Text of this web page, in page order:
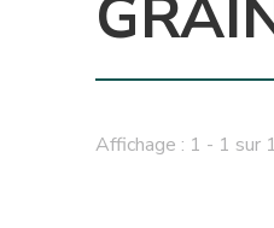
Affichage : 1 - 1 sur